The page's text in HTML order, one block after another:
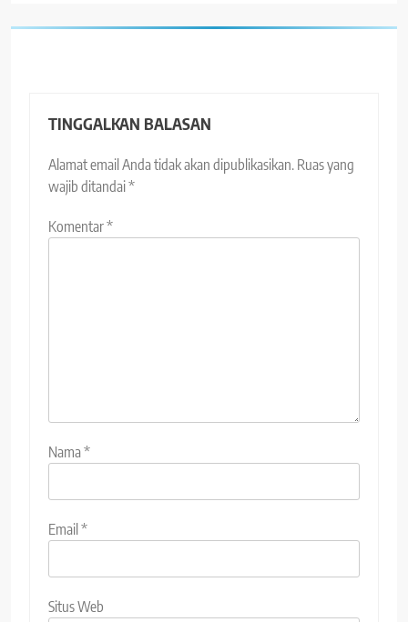
TINGGALKAN BALASAN
Alamat email Anda tidak akan dipublikasikan. Ruas yang
wajib ditandai*
Komentar*
Nama*
Email*
Situs Web